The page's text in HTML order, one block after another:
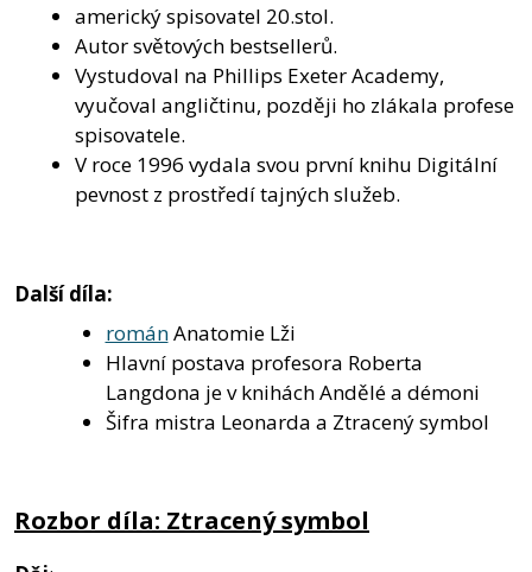
americký spisovatel 20.stol.
Autor světových bestsellerů.
Vystudoval na Phillips Exeter Academy,
vyučoval angličtinu, později ho zlákala profese
spisovatele.
V roce 1996 vydala svou první knihu Digitální
pevnost z prostředí tajných služeb.
Další díla:
románAnatomie Lži
Hlavní postava profesora Roberta
Langdona je v knihách Andělé a démoni
Šifra mistra Leonarda a Ztracený symbol
Rozbor díla: Ztracený symbol